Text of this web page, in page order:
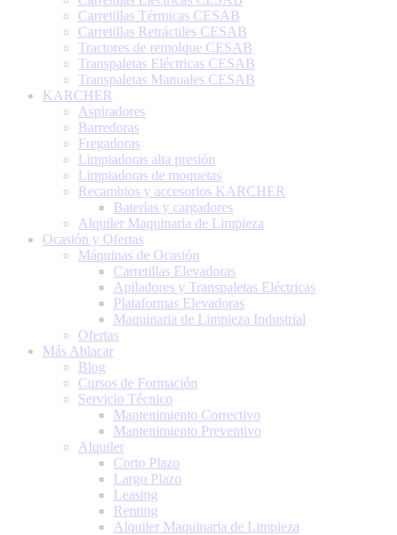
Carretillas Térmicas CESAB
Carretillas Retráctiles CESAB
Tractores de remolque CESAB
Transpaletas Eléctricas CESAB
Transpaletas Manuales CESAB
KARCHER
Aspiradores
Barredoras
Fregadoras
Limpiadoras alta presión
Limpiadoras de moquetas
Recambios y accesorios KARCHER
Baterías y cargadores
Alquiler Maquinaria de Limpieza
Ocasión y Ofertas
Máquinas de Ocasión
Carretillas Elevadoras
Apiladores y Transpaletas Eléctricas
Plataformas Elevadoras
Maquinaria de Limpieza Industrial
Ofertas
Más Ablacar
Blog
Cursos de Formación
Servicio Técnico
Mantenimiento Correctivo
Mantenimiento Preventivo
Alquiler
Corto Plazo
Largo Plazo
Leasing
Renting
Alquiler Maquinaria de Limpieza